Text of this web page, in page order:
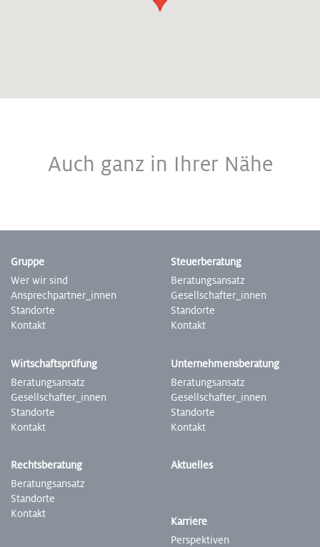
Auch ganz in Ihrer Nähe
Gruppe
Wer wir sind
Ansprech­partner­_innen
Standorte
Kontakt
Steuer­beratung
Beratungs­ansatz
Gesell­schafter­_innen
Stand­orte
Kontakt
Wirtschafts­prüfung
Beratungs­ansatz
Gesell­schafter­_innen
Stand­­­­­­orte
Kontakt
Unter­nehmens­beratung
­­­­Beratungs­ansatz
Gesell­schafter­_innen
Stand­orte
Kontakt
Rechts­beratung
Beratungs­ansatz
Stand­orte
Kontakt
Aktuelles
Karriere
Perspek­tiven